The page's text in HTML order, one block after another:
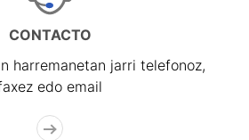
CONTACTO
harremanetan jarri telefonoz,
edo email